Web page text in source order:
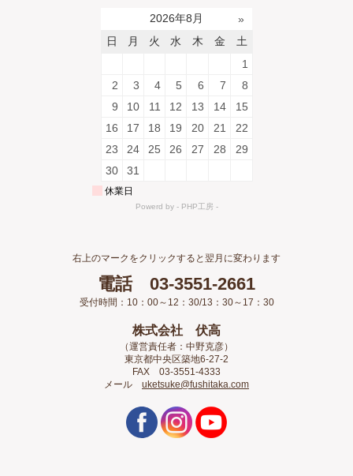
右上のマークをクリックすると翌月に変わります
電話 03-3551-2661
受付時間：10：00～12：30/13：30～17：30
株式会社 伏高
（運営責任者：中野克彦）
東京都中央区築地6-27-2
FAX 03-3551-4333
メール uketsuke@fushitaka.com